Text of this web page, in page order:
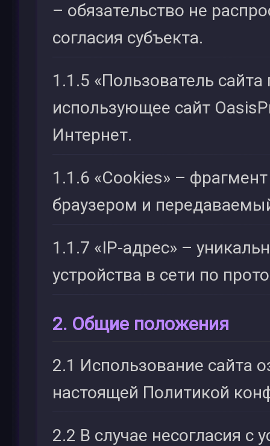
– обязательство не
согласия субъекта.
1.1.5 «Пользователь
использующее сайт
Интернет.
1.1.6 «Cookies» –
браузером и
1.1.7 «IP-адрес» –
устройства в сети по
2. Общие положения
2.1 Использование сайта
настоящей Политикой
2.2 В случае несогласия с